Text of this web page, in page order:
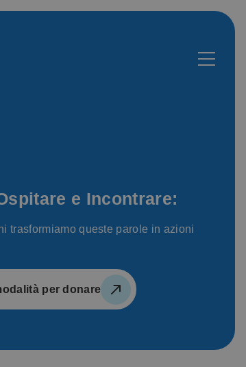
e Incontrare:
trasformiamo queste parole in azioni
per donare